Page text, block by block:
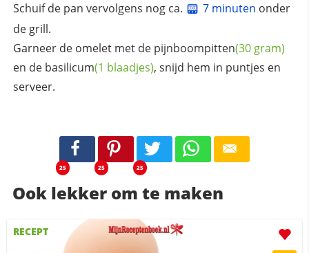
Schuif de pan vervolgens nog ca.
7 minuten onder
de grill.
Garneer de omelet met de pijnboompitten(30 gram)
en de basilicum(1 blaadjes), snijd hem in puntjes en
serveer.
25 25 25
Ook lekker om te maken
RECEPT